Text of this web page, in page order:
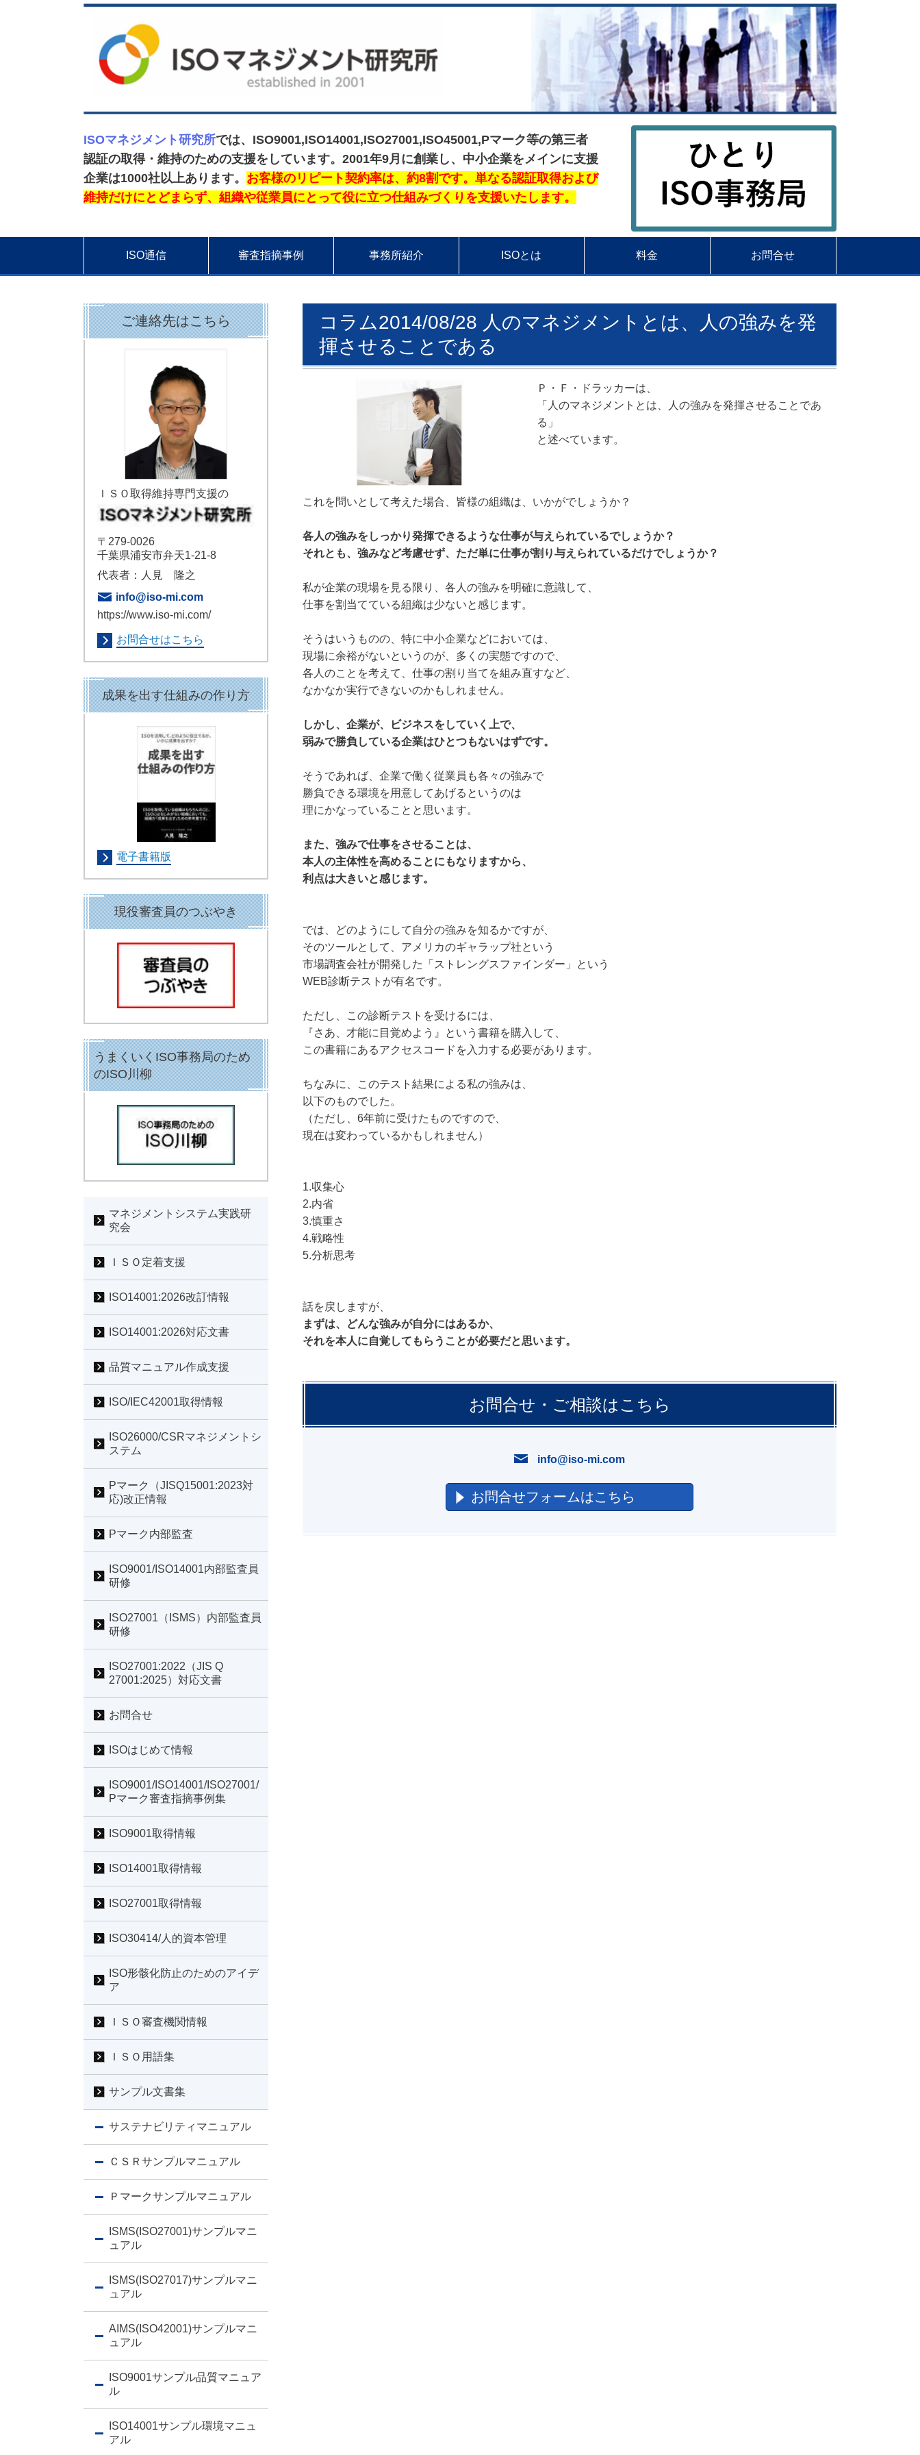
ISOマネジメント研究所では、ISO9001,ISO14001,ISO27001,ISO45001,Pマーク等の第三者
認証の取得・維持のための支援をしています。2001年9月に創業し、 中小企業をメインに支援
企業は1000社以上あります。 お客様のリピート契約率は、約8割です。 単なる認証取得および
維持だけにとどまらず、組織や従業員にとって役に立つ仕組みづくりを支援いたします。
ISO通信 審査指摘事例 事務所紹介 ISOとは 料金 お問合せ
コラム2014/08/28 人のマネジメントとは、人の強みを発
揮させることである
Ｐ・Ｆ・ドラッカーは、
「人のマネジメントとは、人の強みを発揮させることであ
る」
と述べています。
これを問いとして考えた場合、皆様の組織は、いかがでしょうか？
各人の強みをしっかり発揮できるような仕事が与えられているでしょうか？
それとも、強みなど考慮せず、ただ単に仕事が割り与えられているだけでしょうか？
私が企業の現場を見る限り、各人の強みを明確に意識して、
仕事を割当てている組織は少ないと感じます。
そうはいうものの、特に中小企業などにおいては、
現場に余裕がないというのが、多くの実態ですので、
各人のことを考えて、仕事の割り当てを組み直すなど、
なかなか実行できないのかもしれません。
しかし、企業が、ビジネスをしていく上で、
弱みで勝負している企業はひとつもないはずです。
そうであれば、企業で働く従業員も各々の強みで
勝負できる環境を用意してあげるというのは
理にかなっていることと思います。
また、強みで仕事をさせることは、
本人の主体性を高めることにもなりますから、
利点は大きいと感じます。
では、どのようにして自分の強みを知るかですが、
そのツールとして、アメリカのギャラップ社という
市場調査会社が開発した「ストレングスファインダー」という
WEB診断テストが有名です。
ただし、この診断テストを受けるには、
『さあ、才能に目覚めよう』という書籍を購入して、
この書籍にあるアクセスコードを入力する必要があります。
ちなみに、このテスト結果による私の強みは、
以下のものでした。
（ただし、6年前に受けたものですので、
現在は変わっているかもしれません）
1.収集心
2.内省
3.慎重さ
4.戦略性
5.分析思考
話を戻しますが、
まずは、どんな強みが自分にはあるか、
それを本人に自覚してもらうことが必要だと思います。
お問合せ・ご相談はこちら
info@iso-mi.com
お問合せフォームはこちら
ご連絡先はこちら
ＩＳＯ取得維持専門支援の
〒279-0026
千葉県浦安市弁天1-21-8
代表者：人見 隆之
info@iso-mi.com
https://www.iso-mi.com/
お問合せはこちら
成果を出す仕組みの作り方
電子書籍版
現役審査員のつぶやき
うまくいくISO事務局のため
のISO川柳
マネジメントシステム実践研
究会
ＩＳＯ定着支援
ISO14001:2026改訂情報
ISO14001:2026対応文書
品質マニュアル作成支援
ISO/IEC42001取得情報
ISO26000/CSRマネジメントシ
ステム
Pマーク（JISQ15001:2023対
応)改正情報
Pマーク内部監査
ISO9001/ISO14001内部監査員
研修
ISO27001（ISMS）内部監査員
研修
ISO27001:2022（JIS Q
27001:2025）対応文書
お問合せ
ISOはじめて情報
ISO9001/ISO14001/ISO27001/
Pマーク審査指摘事例集
ISO9001取得情報
ISO14001取得情報
ISO27001取得情報
ISO30414/人的資本管理
ISO形骸化防止のためのアイデ
ア
ＩＳＯ審査機関情報
ＩＳＯ用語集
サンプル文書集
サステナビリティマニュアル
ＣＳＲサンプルマニュアル
Ｐマークサンプルマニュアル
ISMS(ISO27001)サンプルマニ
ュアル
ISMS(ISO27017)サンプルマニ
ュアル
AIMS(ISO42001)サンプルマニ
ュアル
ISO9001サンプル品質マニュア
ル
ISO14001サンプル環境マニュ
アル